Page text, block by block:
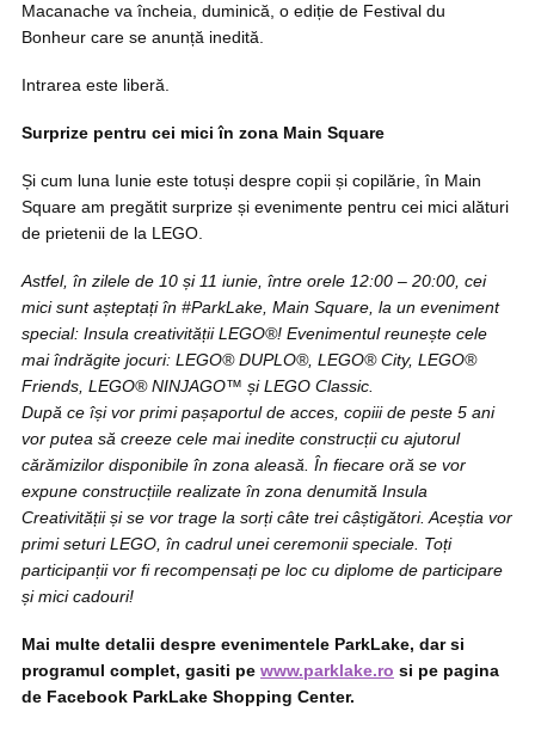
Macanache va încheia, duminică, o ediție de Festival du
Bonheur care se anunță inedită.
Intrarea este liberă.
Surprize pentru cei mici în zona Main Square
Și cum luna Iunie este totuși despre copii și copilărie, în Main
Square am pregătit surprize și evenimente pentru cei mici alături
de prietenii de la LEGO.
Astfel, în zilele de 10 și 11 iunie, între orele 12:00 – 20:00, cei
mici sunt așteptați în #ParkLake, Main Square, la un eveniment
special: Insula creativității LEGO®! Evenimentul reunește cele
mai îndrăgite jocuri: LEGO® DUPLO®, LEGO® City, LEGO®
Friends, LEGO® NINJAGO™ și LEGO Classic.
După ce își vor primi pașaportul de acces, copiii de peste 5 ani
vor putea să creeze cele mai inedite construcții cu ajutorul
cărămizilor disponibile în zona aleasă. În fiecare oră se vor
expune construcțiile realizate în zona denumită Insula
Creativității și se vor trage la sorți câte trei câștigători. Aceștia vor
primi seturi LEGO, în cadrul unei ceremonii speciale. Toți
participanții vor fi recompensați pe loc cu diplome de participare
și mici cadouri!
Mai multe detalii despre evenimentele ParkLake, dar si
programul complet, gasiti pe www.parklake.ro si pe pagina
de Facebook ParkLake Shopping Center.